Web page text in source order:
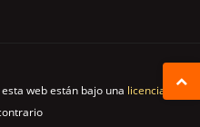
web están bajo una licencia